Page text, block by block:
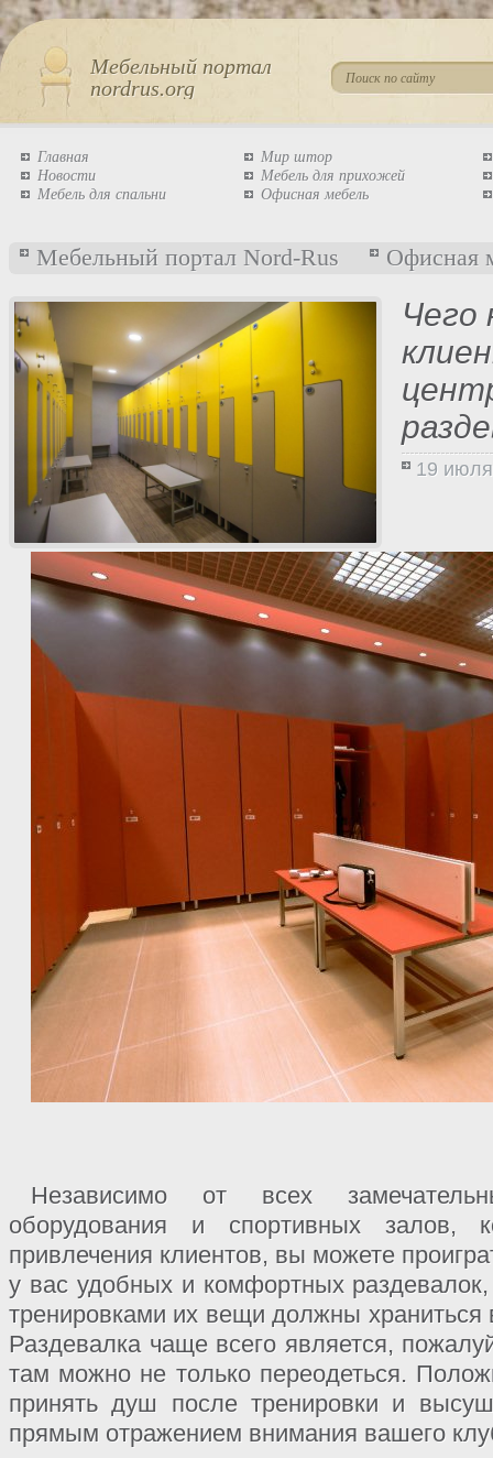
Мебельный портал
nordrus.org
Главная
Новости
Мебель для спальни
Мир штор
Мебель для прихожей
Офисная мебель
Мебельный портал Nord-Rus Офисная
Чего
19 июля
Независимо от всех
оборудования и спортивных залов,
привлечения клиентов, вы можете
у вас удобных и комфортных
тренировками их вещи должны
Раздевалка чаще всего является,
там можно не только переодеться.
принять душ после тренировки и
прямым отражением внимания вашего